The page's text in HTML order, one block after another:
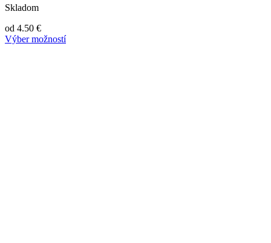
Skladom
od 4.50 €
Výber možností